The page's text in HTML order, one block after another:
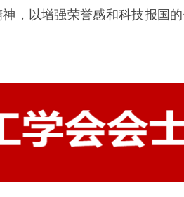
，以增强荣誉感和科技报国